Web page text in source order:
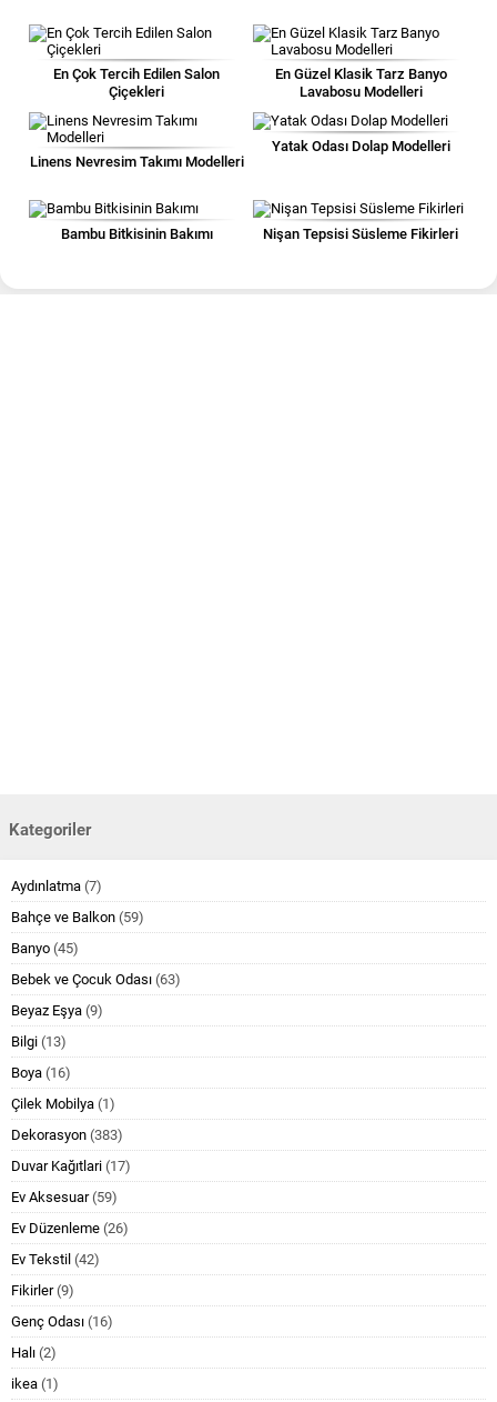
En Çok Tercih Edilen Salon
Çiçekleri
En Güzel Klasik Tarz Banyo
Lavabosu Modelleri
Linens Nevresim Takımı Modelleri
Yatak Odası Dolap Modelleri
Bambu Bitkisinin Bakımı Nişan Tepsisi Süsleme Fikirleri
Kategoriler
Aydınlatma (7)
Bahçe ve Balkon (59)
Banyo (45)
Bebek ve Çocuk Odası (63)
Beyaz Eşya (9)
Bilgi (13)
Boya (16)
Çilek Mobilya (1)
Dekorasyon (383)
Duvar Kağıtlari (17)
Ev Aksesuar(59)
Ev Düzenleme (26)
Ev Tekstil (42)
Fikirler(9)
Genç Odası (16)
Halı (2)
ikea (1)